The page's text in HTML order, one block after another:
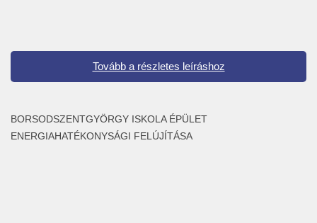
Tovább a részletes leíráshoz
BORSODSZENTGYÖRGY ISKOLA ÉPÜLET
ENERGIAHATÉKONYSÁGI FELÚJÍTÁSA